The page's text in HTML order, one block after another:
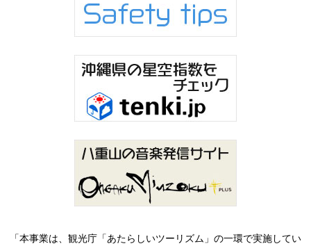
「本事業は、観光庁「あたらしいツーリズム」の一環で実施してい